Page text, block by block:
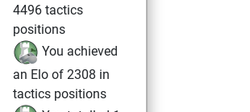
4496 tactics
positions
You achieved
an Elo of 2308 in
tactics positions